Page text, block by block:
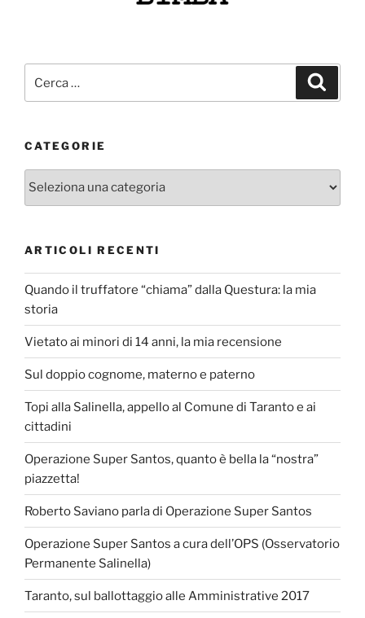
CATEGORIE
Categorie
ARTICOLI RECENTI
Quando il truffatore “chiama” dalla Questura: la mia
storia
Vietato ai minori di 14 anni, la mia recensione
Sul doppio cognome, materno e paterno
Topi alla Salinella, appello al Comune di Taranto e ai
cittadini
Operazione Super Santos, quanto è bella la “nostra”
piazzetta!
Roberto Saviano parla di Operazione Super Santos
Operazione Super Santos a cura dell’OPS (Osservatorio
Permanente Salinella)
Taranto, sul ballottaggio alle Amministrative 2017